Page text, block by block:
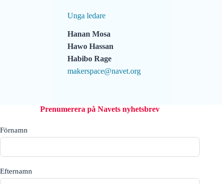
Unga ledare
Hanan Mosa
Hawo Hassan
Habibo Rage
makerspace@navet.org
Prenumerera på Navets nyhetsbrev
Förnamn
Efternamn